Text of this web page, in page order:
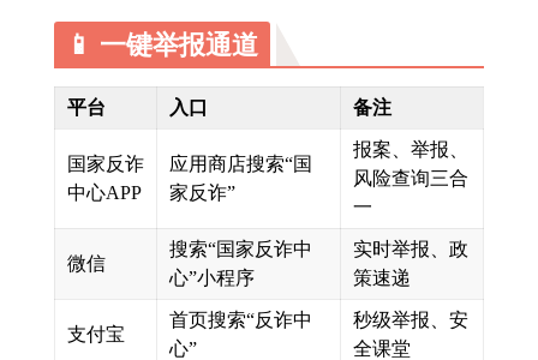
📱 一键举报通道
平台 入口 备注
国家反诈
中心APP
应用商店搜索“国
家反诈”
报案、举报、
风险查询三合
一
微信
搜索“国家反诈中
心”小程序
实时举报、政
策速递
支付宝
首页搜索“反诈中
心”
秒级举报、安
全课堂